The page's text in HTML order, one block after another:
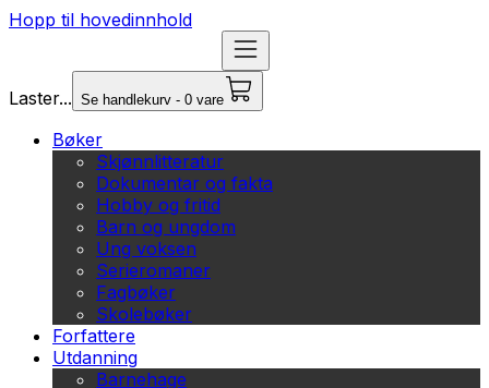
Hopp til hovedinnhold
Laster... Se handlekurv - 0 vare
Bøker
Skjønnlitteratur
Dokumentar og fakta
Hobby og fritid
Barn og ungdom
Ung voksen
Serieromaner
Fagbøker
Skolebøker
Forfattere
Utdanning
Barnehage